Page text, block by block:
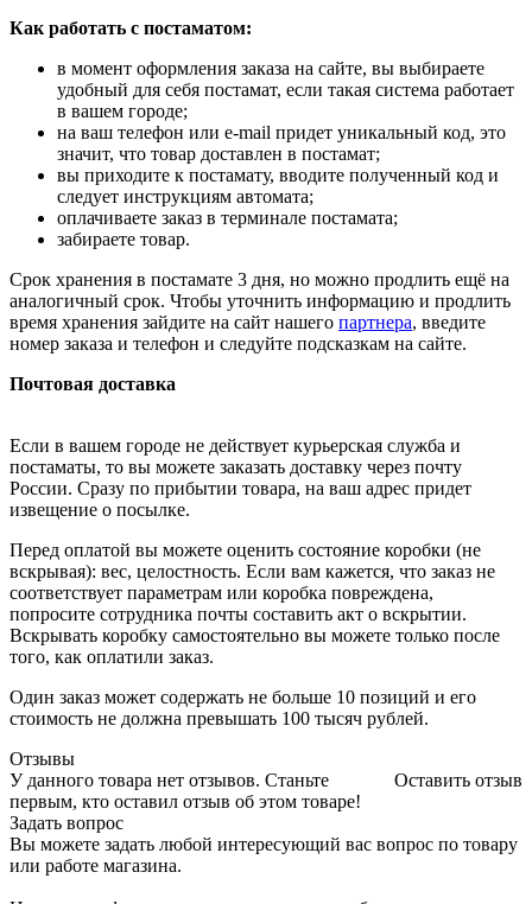
Как работать с постаматом:
в момент оформления заказа на сайте, вы выбираете
удобный для себя постамат, если такая система работает
в вашем городе;
на ваш телефон или e-mail придет уникальный код, это
значит, что товар доставлен в постамат;
вы приходите к постамату, вводите полученный код и
следует инструкциям автомата;
оплачиваете заказ в терминале постамата;
забираете товар.
Срок хранения в постамате 3 дня, но можно продлить ещё на
аналогичный срок. Чтобы уточнить информацию и продлить
время хранения зайдите на сайт нашего партнера, введите
номер заказа и телефон и следуйте подсказкам на сайте.
Почтовая доставка
Если в вашем городе не действует курьерская служба и
постаматы, то вы можете заказать доставку через почту
России. Сразу по прибытии товара, на ваш адрес придет
извещение о посылке.
Перед оплатой вы можете оценить состояние коробки (не
вскрывая): вес, целостность. Если вам кажется, что заказ не
соответствует параметрам или коробка повреждена,
попросите сотрудника почты составить акт о вскрытии.
Вскрывать коробку самостоятельно вы можете только после
того, как оплатили заказ.
Один заказ может содержать не больше 10 позиций и его
стоимость не должна превышать 100 тысяч рублей.
Отзывы
Оставить отзыв
У данного товара нет отзывов. Станьте
первым, кто оставил отзыв об этом товаре!
Задать вопрос
Вы можете задать любой интересующий вас вопрос по товару
или работе магазина.